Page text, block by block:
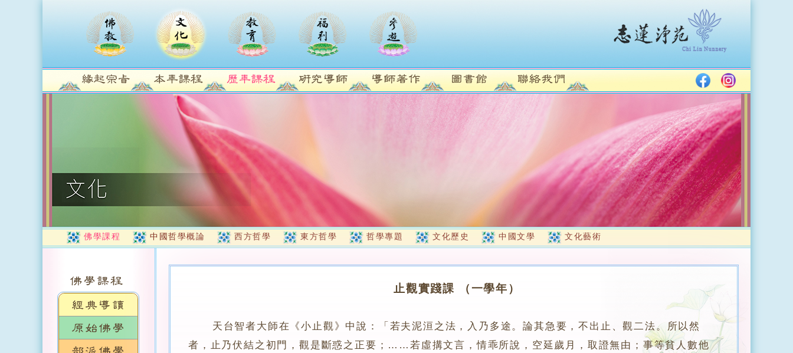
佛學課程 中國哲學概論 西方哲學 東方哲學 哲學專題 文化歷史 中國文學 文化藝術
止觀實踐課 （一學年）
天台智者大師在《小止觀》中說：「若夫泥洹之法，入乃多途。論其急要，不出止、觀二法。所以然
者，止乃伏結之初門，觀是斷惑之正要；……若虛搆文言，情乖所說，空延歲月，取證無由；事等貧人數他